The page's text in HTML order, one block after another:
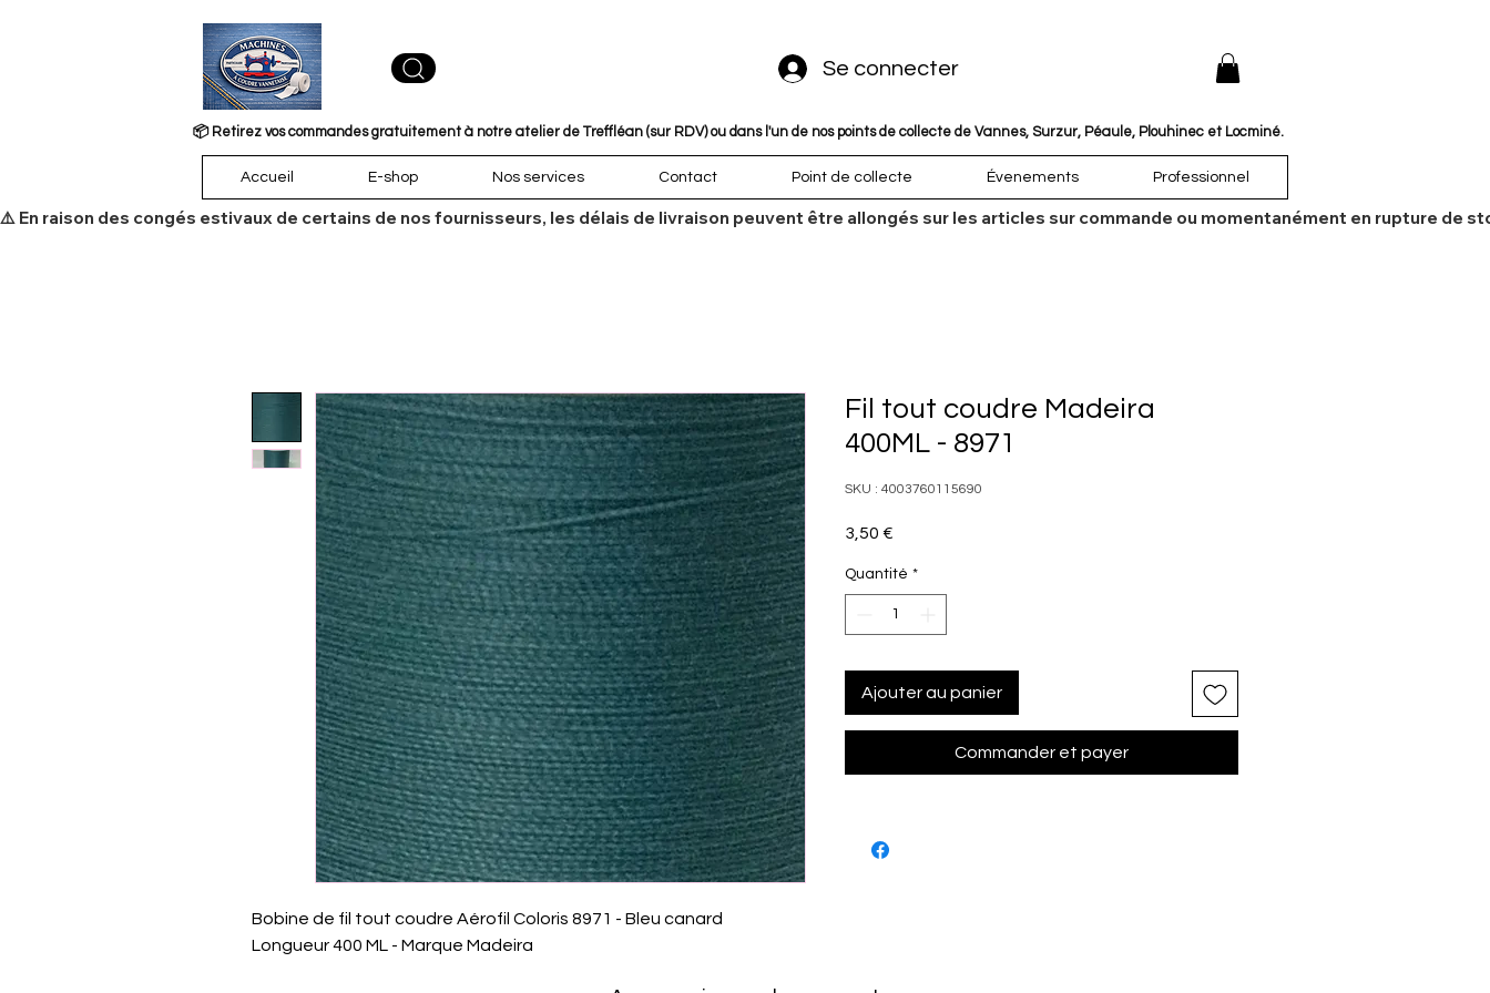
Se connecter
📦 Retirez vos commandes gratuitement à notre atelier de Treffléan (sur RDV) ou dans l'un de nos points de collecte de Vannes, Surzur, Péaule, Plouhinec et Locminé.
Accueil E-shop Nos services Contact Point de collecte Évenements Professionnel
​⚠️ En raison des congés estivaux de certains de nos fournisseurs, les délais de livraison peuvent être allongés sur les articles sur commande ou momentanément en rupture de
Bobine de fil tout coudre Aérofil Coloris 8971 - Bleu canard
Longueur 400 ML - Marque Madeira
Fil tout coudre Madeira
400ML - 8971
SKU : 4003760115690
3,50 €
Quantité *
Ajouter au panier
Commander et payer